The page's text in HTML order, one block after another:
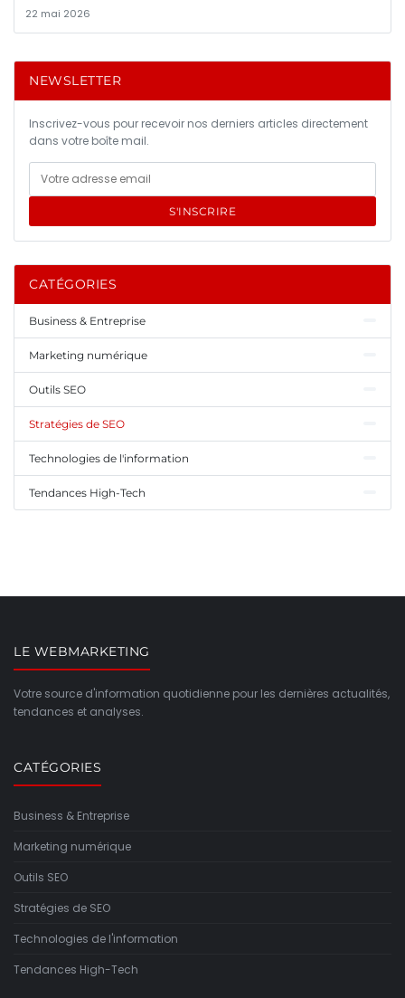
22 mai 2026
NEWSLETTER
Inscrivez-vous pour recevoir nos derniers articles directement
dans votre boîte mail.
S'INSCRIRE
CATÉGORIES
Business & Entreprise
Marketing numérique
Outils SEO
Stratégies de SEO
Technologies de l'information
Tendances High-Tech
LE WEBMARKETING
Votre source d'information quotidienne pour les dernières actualités,
tendances et analyses.
CATÉGORIES
Business & Entreprise
Marketing numérique
Outils SEO
Stratégies de SEO
Technologies de l'information
Tendances High-Tech